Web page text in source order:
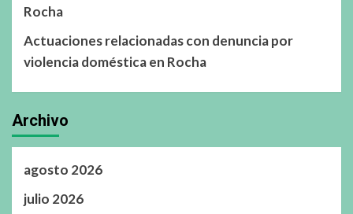
Rocha
Actuaciones relacionadas con denuncia por
violencia doméstica en Rocha
Archivo
agosto 2026
julio 2026